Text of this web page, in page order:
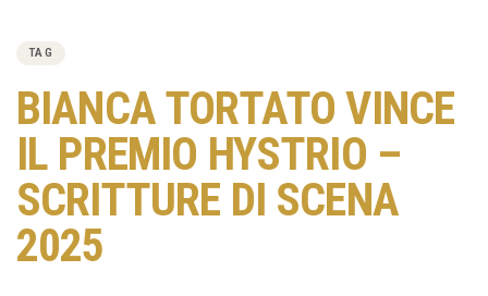
TAG
BIANCA TORTATO VINCE
IL PREMIO HYSTRIO –
SCRITTURE DI SCENA
2025